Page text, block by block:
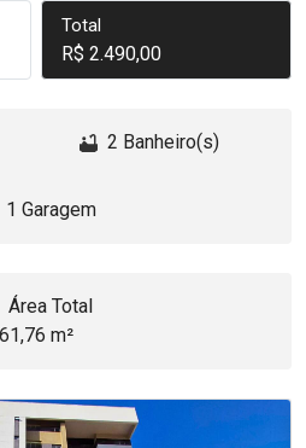
Total
R$ 2.490,00
2 Banheiro(s)
1 Garagem
Área Total
61,76 m²